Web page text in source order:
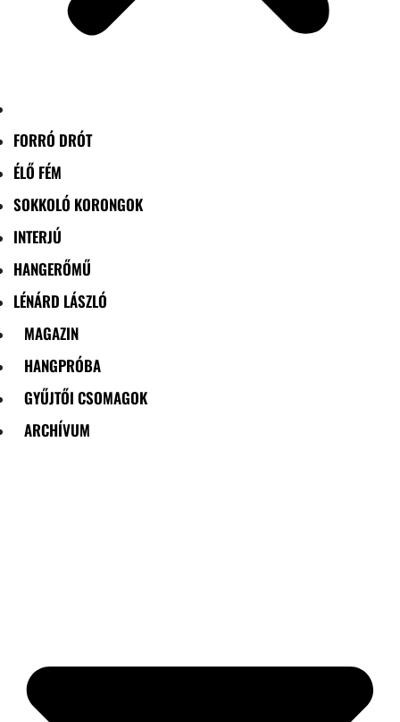
FORRÓ DRÓT
ÉLŐ FÉM
SOKKOLÓ KORONGOK
INTERJÚ
HANGERŐMŰ
LÉNÁRD LÁSZLÓ
MAGAZIN
HANGPRÓBA
GYŰJTŐI CSOMAGOK
ARCHÍVUM